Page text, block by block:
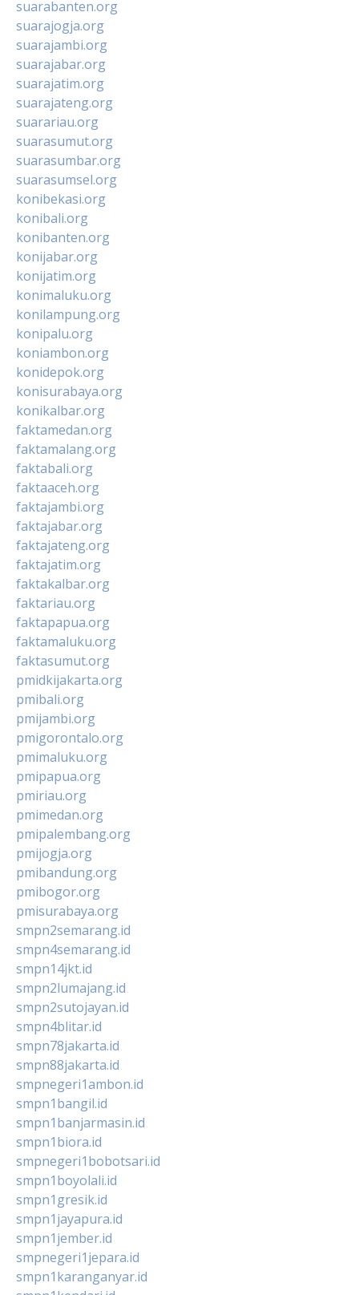
suarabanten.org
suarajogja.org
suarajambi.org
suarajabar.org
suarajatim.org
suarajateng.org
suarariau.org
suarasumut.org
suarasumbar.org
suarasumsel.org
konibekasi.org
konibali.org
konibanten.org
konijabar.org
konijatim.org
konimaluku.org
konilampung.org
konipalu.org
koniambon.org
konidepok.org
konisurabaya.org
konikalbar.org
faktamedan.org
faktamalang.org
faktabali.org
faktaaceh.org
faktajambi.org
faktajabar.org
faktajateng.org
faktajatim.org
faktakalbar.org
faktariau.org
faktapapua.org
faktamaluku.org
faktasumut.org
pmidkijakarta.org
pmibali.org
pmijambi.org
pmigorontalo.org
pmimaluku.org
pmipapua.org
pmiriau.org
pmimedan.org
pmipalembang.org
pmijogja.org
pmibandung.org
pmibogor.org
pmisurabaya.org
smpn2semarang.id
smpn4semarang.id
smpn14jkt.id
smpn2lumajang.id
smpn2sutojayan.id
smpn4blitar.id
smpn78jakarta.id
smpn88jakarta.id
smpnegeri1ambon.id
smpn1bangil.id
smpn1banjarmasin.id
smpn1biora.id
smpnegeri1bobotsari.id
smpn1boyolali.id
smpn1gresik.id
smpn1jayapura.id
smpn1jember.id
smpnegeri1jepara.id
smpn1karanganyar.id